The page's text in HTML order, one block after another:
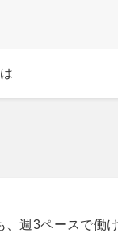
週3ペースで働